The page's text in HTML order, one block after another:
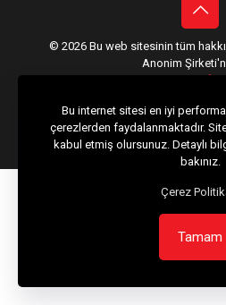
© 2026 Bu web sitesinin tüm
Anonim
Bu internet sitesi en iyi
çerezlerden faydalanmaktadır.
kabul etmiş olursunuz. Detaylı
bakınız.
Çerez
Tamam